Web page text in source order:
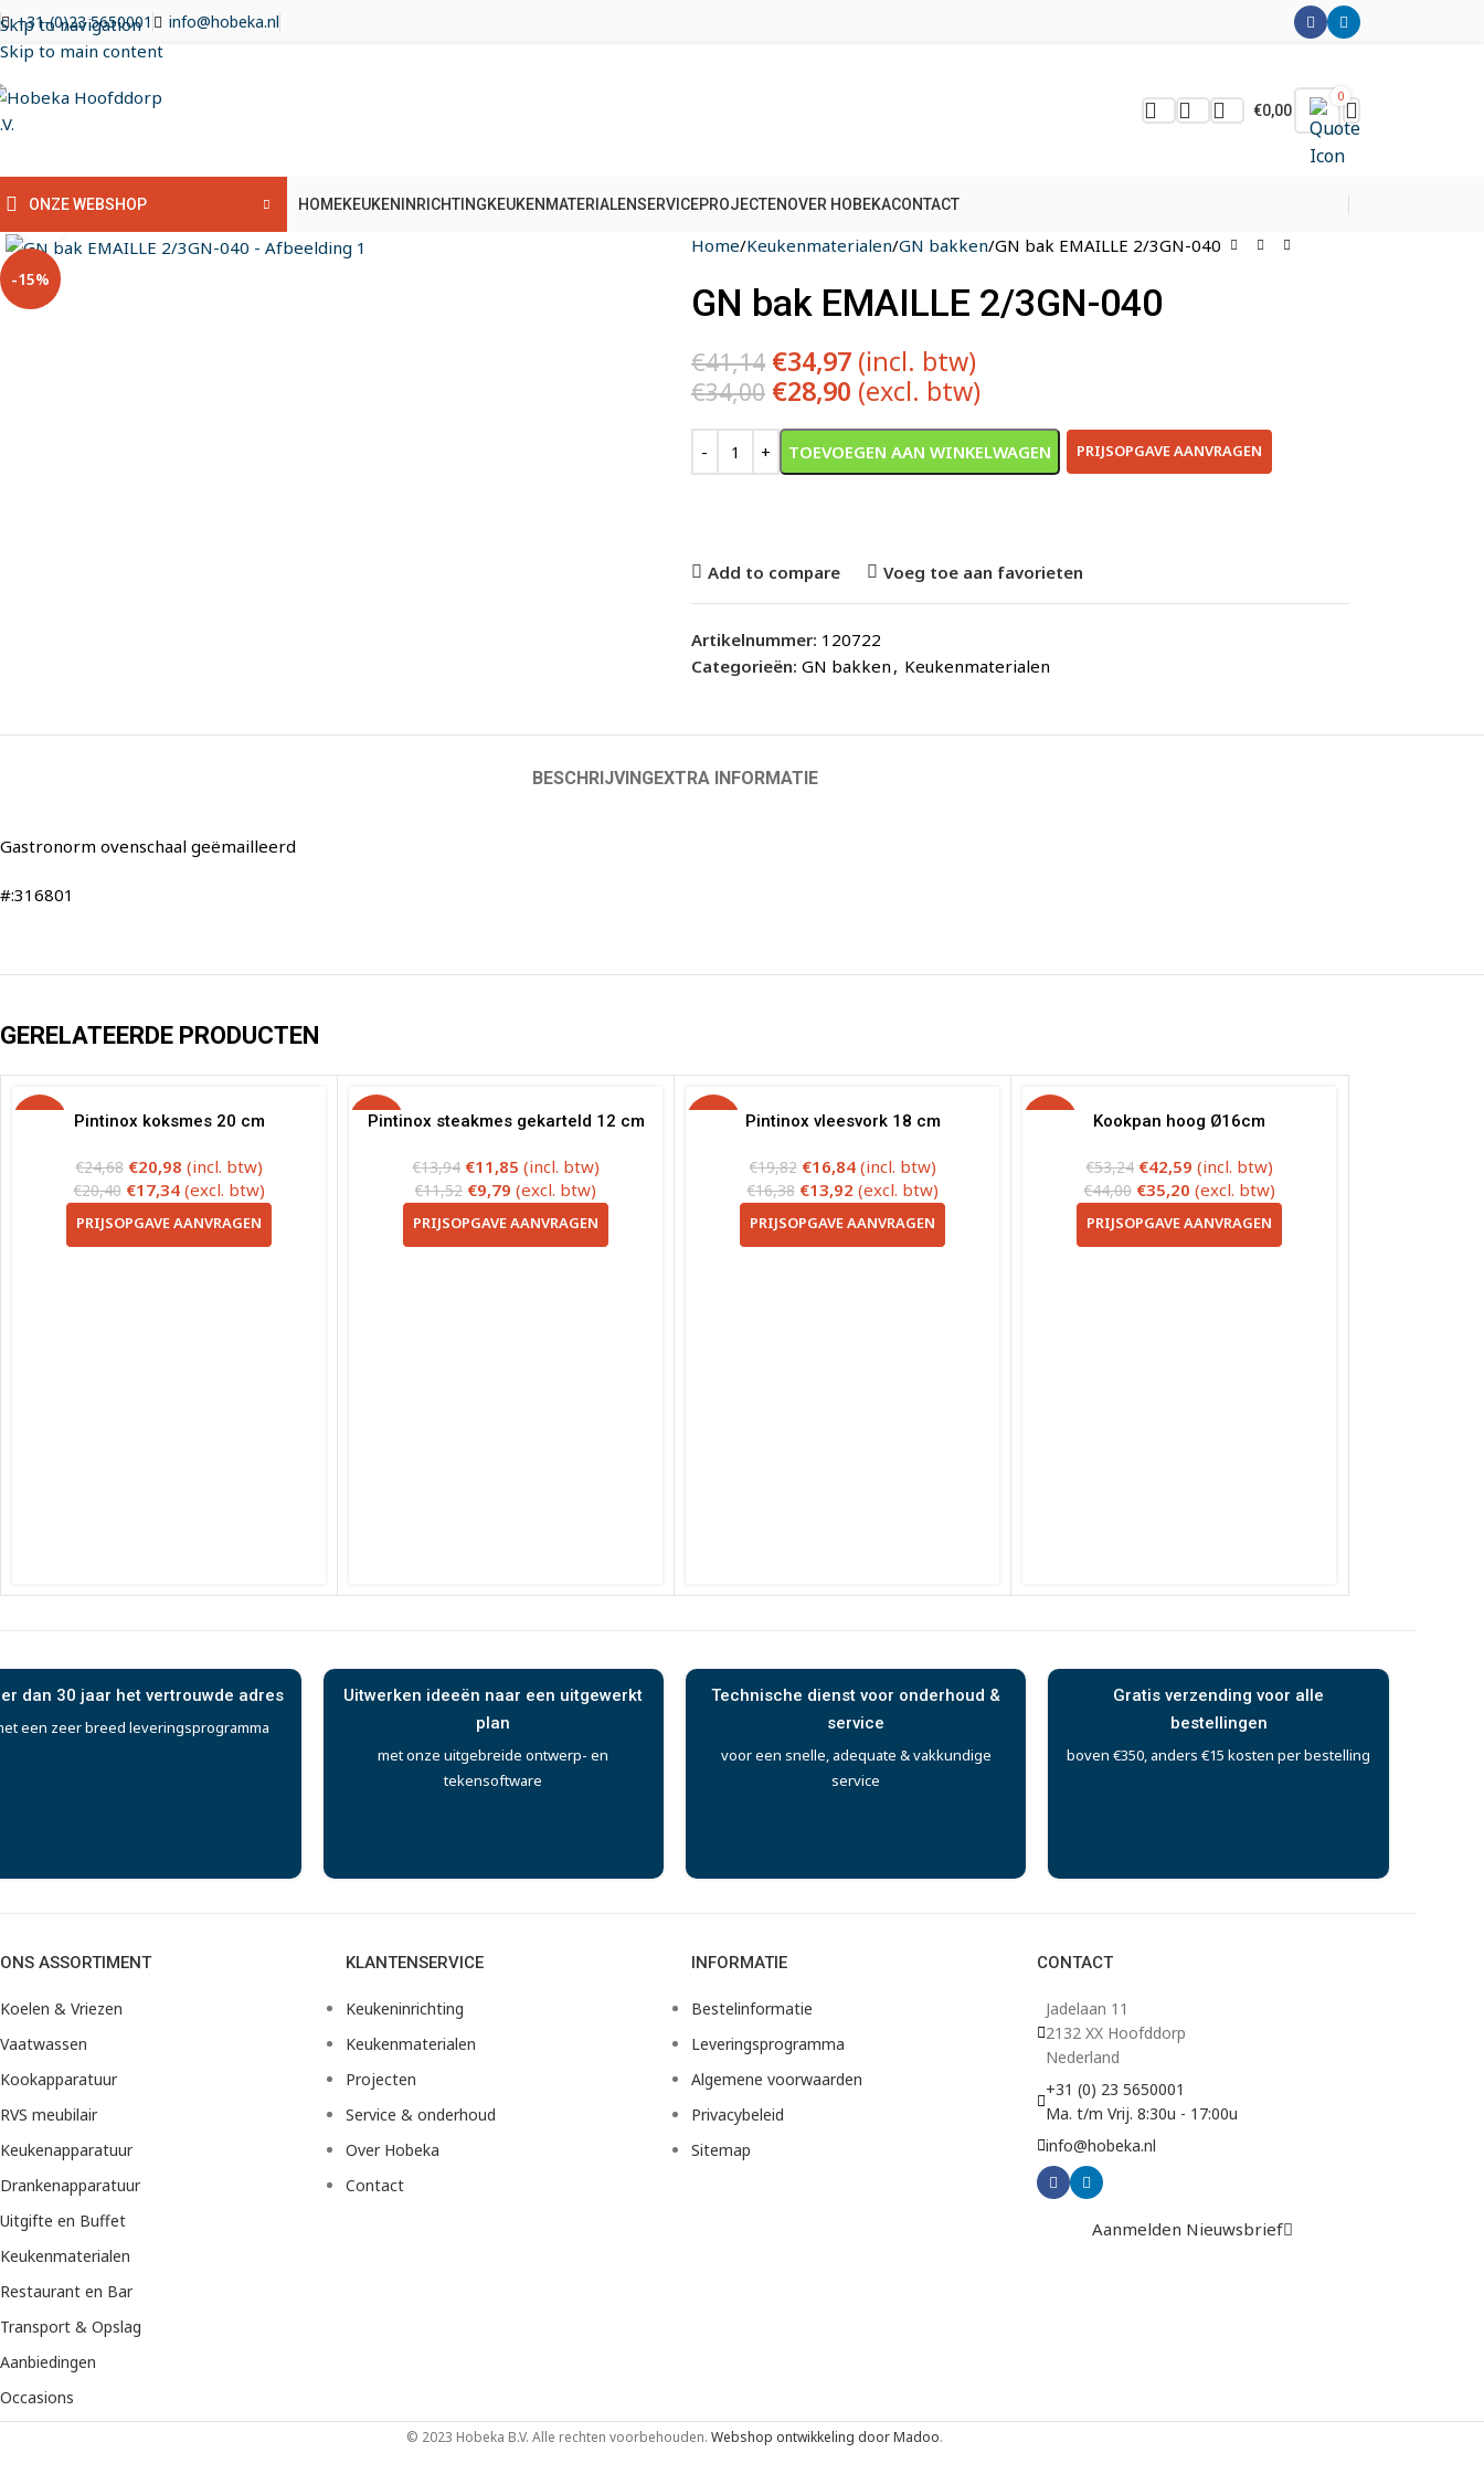
Skip to navigation
Skip to main content
+31-(0)23 5650001 info@hobeka.nl
€0,00
0
ONZE WEBSHOP HOMEKEUKENINRICHTINGKEUKENMATERIALENSERVICEPROJECTENOVER HOBEKACONTACT
-15%
Klik om te vergroten
Home Keukenmaterialen GN bakken GN bak EMAILLE 2/3GN-040
GN bak EMAILLE 2/3GN-040
€41,14 €34,97 (incl. btw)
€34,00 €28,90 (excl. btw)
TOEVOEGEN AAN WINKELWAGEN PRIJSOPGAVE AANVRAGEN
Alternative:
Add to compare Voeg toe aan favorieten
Artikelnummer: 120722
Categorieën: GN bakken , Keukenmaterialen
BESCHRIJVINGEXTRA INFORMATIE
Gastronorm ovenschaal geëmailleerd
#:316801
GERELATEERDE PRODUCTEN
Pintinox koksmes 20 cm
€24,68 €20,98 (incl. btw)
€20,40 €17,34 (excl. btw)
PRIJSOPGAVE AANVRAGEN
-15%
Pintinox steakmes gekarteld 12 cm
€13,94 €11,85 (incl. btw)
€11,52 €9,79 (excl. btw)
PRIJSOPGAVE AANVRAGEN
Pintinox vleesvork 18 cm
€19,82 €16,84 (incl. btw)
€16,38 €13,92 (excl. btw)
PRIJSOPGAVE AANVRAGEN
Kookpan hoog Ø16cm
€53,24 €42,59 (incl. btw)
€44,00 €35,20 (excl. btw)
PRIJSOPGAVE AANVRAGEN
dan 30 jaar het vertrouwde adres
een zeer breed leveringsprogramma
Uitwerken ideeën naar een uitgewerkt
plan
met onze uitgebreide ontwerp- en
tekensoftware
Technische dienst voor onderhoud &
service
voor een snelle, adequate & vakkundige
service
Gratis verzending voor alle
bestellingen
boven €350, anders €15 kosten per bestelling
ONS ASSORTIMENT
Koelen & Vriezen
Vaatwassen
Kookapparatuur
RVS meubilair
Keukenapparatuur
Drankenapparatuur
Uitgifte en Buffet
Keukenmaterialen
Restaurant en Bar
Transport & Opslag
Aanbiedingen
Occasions
KLANTENSERVICE
Keukeninrichting
Keukenmaterialen
Projecten
Service & onderhoud
Over Hobeka
Contact
INFORMATIE
Bestelinformatie
Leveringsprogramma
Algemene voorwaarden
Privacybeleid
Sitemap
CONTACT
Jadelaan 11
2132 XX Hoofddorp
Nederland
+31 (0) 23 5650001
Ma. t/m Vrij. 8:30u - 17:00u
info@hobeka.nl
Aanmelden Nieuwsbrief
© 2023 Hobeka B.V. Alle rechten voorbehouden. Webshop ontwikkeling door Madoo.